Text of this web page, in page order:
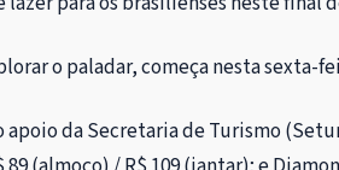
o paladar, começa nesta sexta-
apoio da Secretaria de Turismo